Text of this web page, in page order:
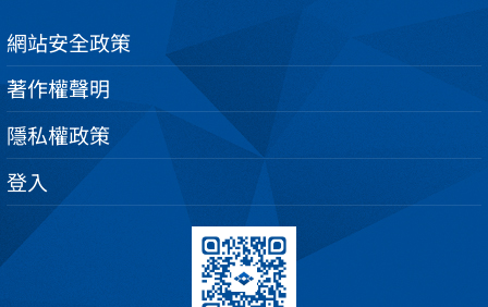
網站安全政策
著作權聲明
隱私權政策
登入